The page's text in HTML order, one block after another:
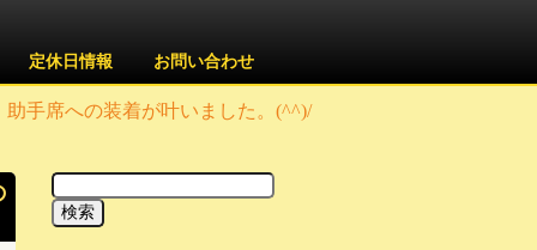
定休日情報 お問い合わせ
手席への装着が叶いました。(^^)/